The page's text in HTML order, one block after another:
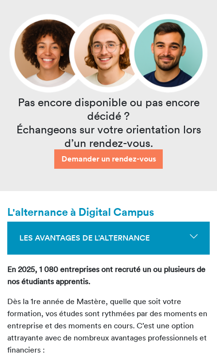
Pas encore disponible ou pas encore
décidé ?
Échangeons sur votre orientation lors
d’un rendez-vous.
Demander un rendez-vous
L'alternance à Digital Campus
LES AVANTAGES DE L'ALTERNANCE
En 2025, 1 080 entreprises ont recruté un ou plusieurs de
nos étudiants apprentis.
Dès la 1re année de Mastère, quelle que soit votre
formation, vos études sont rythmées par des moments en
entreprise et des moments en cours. C’est une option
attrayante avec de nombreux avantages professionnels et
financiers :